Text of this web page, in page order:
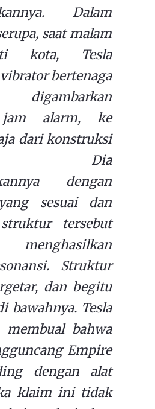
Dalam
saat malam
kota, Tesla
bertenaga
jam alarm, ke
dari konstruksi
Dia
dengan
sesuai dan
tersebut
menghasilkan
Struktur
dan begitu
bawahnya. Tesla
membual bahwa
Empire
dengan alat
klaim ini tidak